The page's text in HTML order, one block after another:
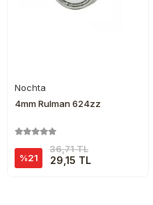
Nochta
4mm Rulman 624zz
%21
36,71 TL
29,15 TL